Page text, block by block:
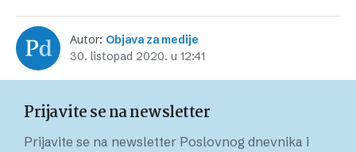
Autor: Objava za medije
30. listopad 2020. u 12:41
Prijavite se na newsletter
Prijavite se na newsletter Poslovnog dnevnika i